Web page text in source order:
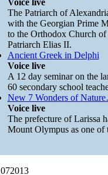
The Patriarch of
with the Georgian Prime
to the Orthodox Church
Patriarch Elias II.
Ancient Greek in Delphi
Voice live
A 12 day seminar on the
60 secondary school
New 7 Wonders of
Voice live
The prefecture of Larissa
Mount Olympus as one of
072013